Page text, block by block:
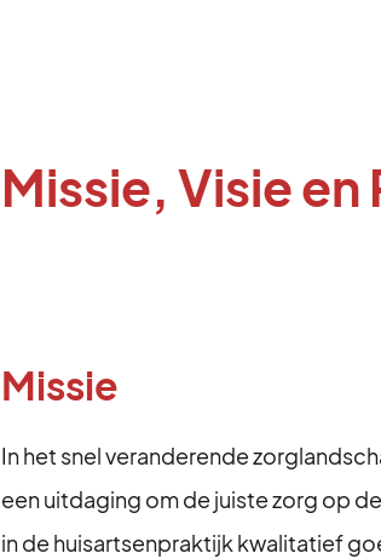
Missie, Visie en
Missie
In het snel veranderende
een uitdaging om de juiste zorg op
in de huisartsenpraktijk kwalitatief